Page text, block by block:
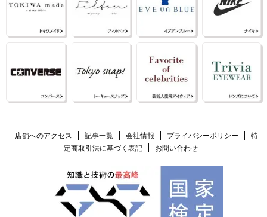
店舗へのアクセス 記事一覧 会社情報 プライバシーポリシー
特
定商取引法に基づく表記
お問い合わせ